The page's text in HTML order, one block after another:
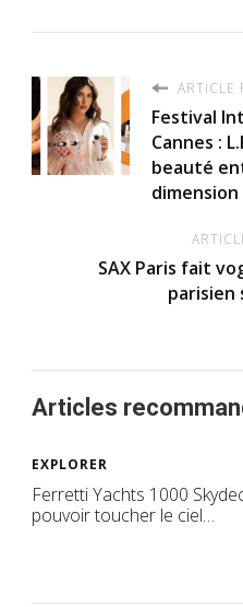
ARTICLE
Festival
Cannes :
beauté
dimension
SAX Paris fait
parisien
Articles
EXPLORER
Ferretti Yachts 1000
pouvoir toucher le ciel…